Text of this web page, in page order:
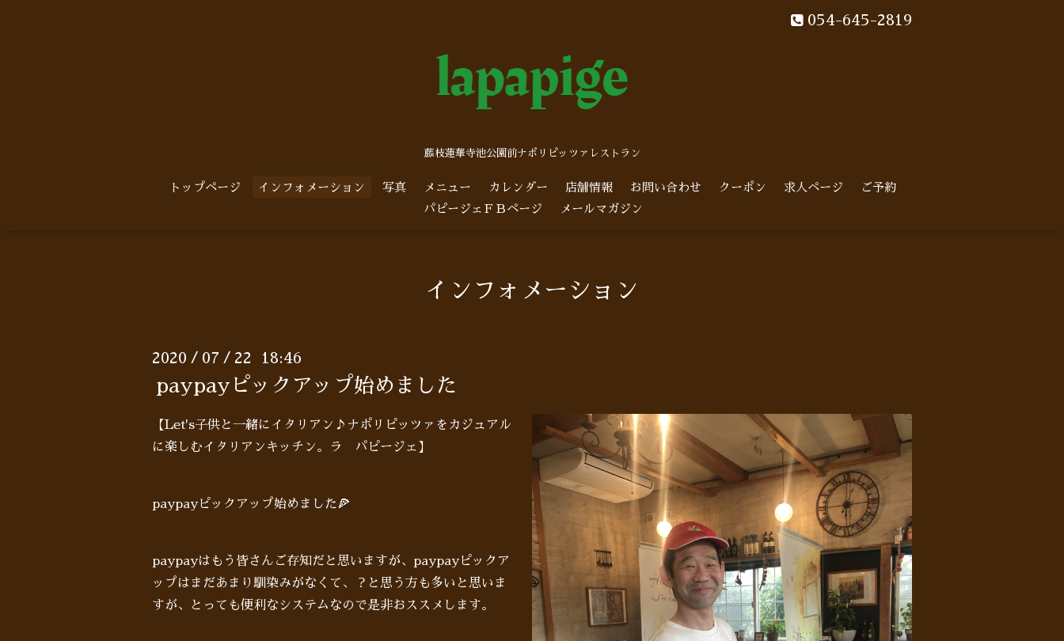
054-645-2819
藤枝蓮華寺池公園前ナポリピッツァレストラン
トップページ インフォメーション 写真 メニュー カレンダー 店舗情報 お問い合わせ クーポン 求人ページ
ご予約
パピージェＦＢページ
メールマガジン
インフォメーション
2020 / 07 / 22 18:46
paypayピックアップ始めました
【Let's子供と一緒にイタリアン♪ナポリピッツァをカジュアル
に楽しむイタリアンキッチン。ラ パピージェ】
paypayピックアップ始めました🍕
paypayはもう皆さんご存知だと思いますが、paypayピックア
ップはまだあまり馴染みがなくて、？と思う方も多いと思いま
すが、とっても便利なシステムなので是非おススメします。